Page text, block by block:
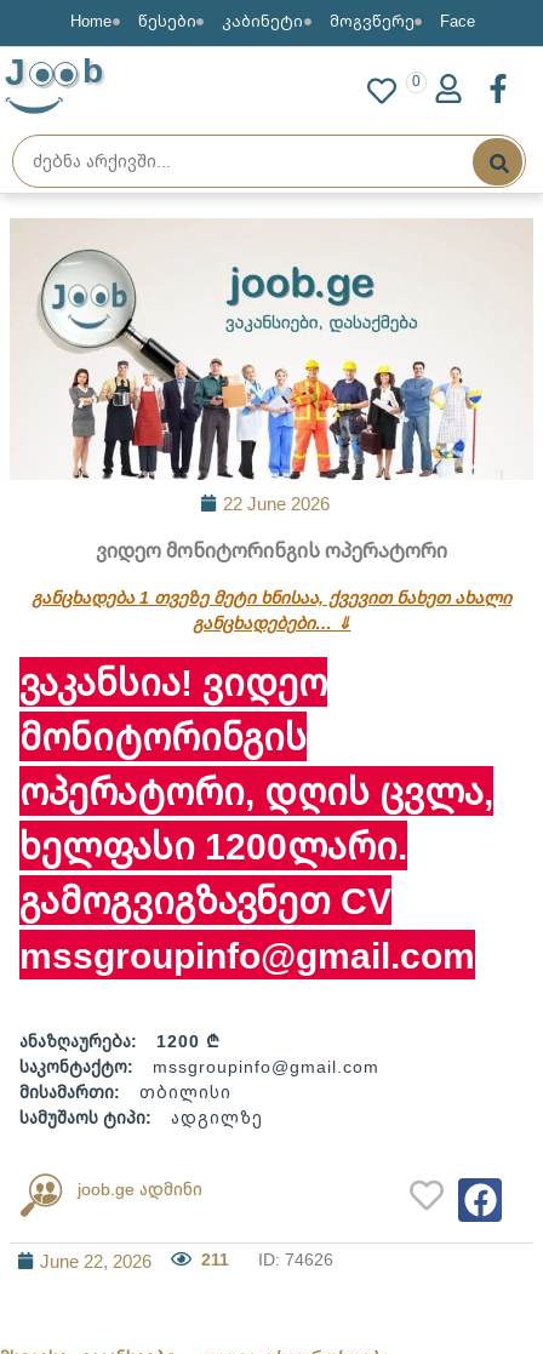
Home წესები კაბინეტი მოგვწერე Face
J b 0
22 June 2026
ვიდეო მონიტორინგის ოპერატორი
განცხადება 1 თვეზე მეტი ხნისაა, ქვევით ნახეთ ახალი
განცხადებები… ⇓
ვაკანსია! ვიდეო
მონიტორინგის
ოპერატორი, დღის ცვლა,
ხელფასი 1200ლარი.
გამოგვიგზავნეთ CV
mssgroupinfo@gmail.com
ანაზღაურება:
1200 ₾
საკონტაქტო:
mssgroupinfo@gmail.com
მისამართი:
თბილისი
სამუშაოს ტიპი:
ადგილზე
joob.ge ადმინი
June 22, 2026 211 ID: 74626